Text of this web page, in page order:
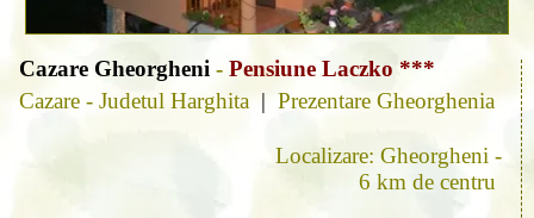
Cazare Gheorgheni - Pensiune Laczko ***
Cazare - Judetul Harghita | Prezentare Gheorghenia
Localizare: Gheorgheni -
6 km de centru